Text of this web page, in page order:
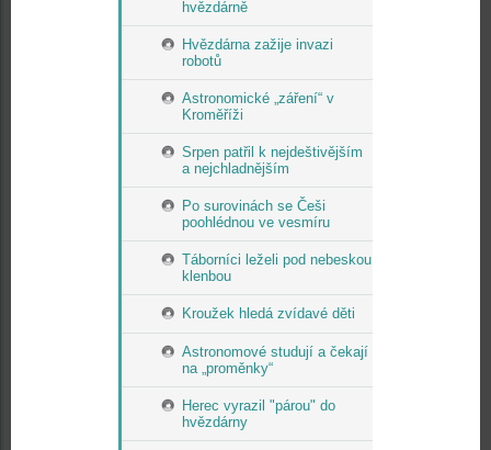
hvězdárně
Hvězdárna zažije invazi
robotů
Astronomické „záření“ v
Kroměříži
Srpen patřil k nejdeštivějším
a nejchladnějším
Po surovinách se Češi
poohlédnou ve vesmíru
Táborníci leželi pod nebeskou
klenbou
Kroužek hledá zvídavé děti
Astronomové studují a čekají
na „proměnky“
Herec vyrazil "párou" do
hvězdárny